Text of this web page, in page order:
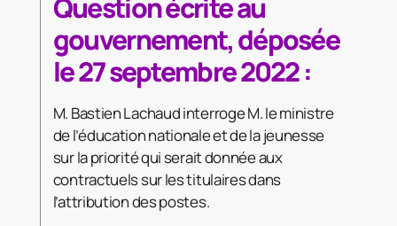
Question écrite au
gouvernement, déposée
le 27 septembre 2022 :
M. Bastien Lachaud interroge M. le ministre
de l’éducation nationale et de la jeunesse
sur la priorité qui serait donnée aux
contractuels sur les titulaires dans
l’attribution des postes.